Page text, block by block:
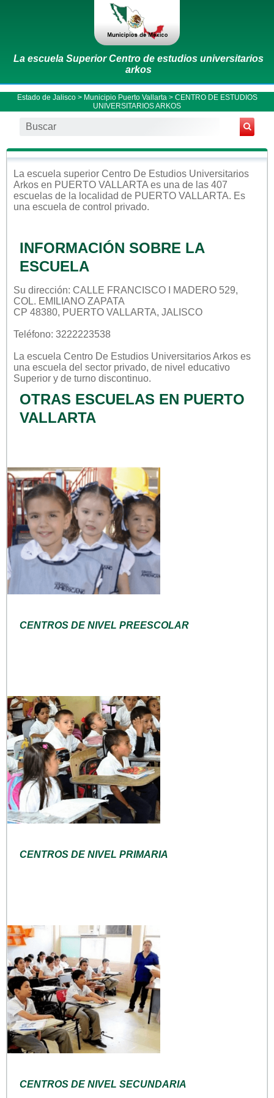
La escuela Superior Centro de estudios universitarios
arkos
Estado de Jalisco> Municipio Puerto Vallarta > CENTRO DE ESTUDIOS
UNIVERSITARIOS ARKOS
La escuela superior Centro De Estudios Universitarios
Arkos en PUERTO VALLARTA es una de las 407
escuelas de la localidad de PUERTO VALLARTA. Es
una escuela de control privado.
INFORMACIÓN SOBRE LA
ESCUELA
Su dirección: CALLE FRANCISCO I MADERO 529,
COL. EMILIANO ZAPATA
CP 48380, PUERTO VALLARTA, JALISCO
Teléfono: 3222223538
La escuela Centro De Estudios Universitarios Arkos es
una escuela del sector privado, de nivel educativo
Superior y de turno discontinuo.
OTRAS ESCUELAS EN PUERTO
VALLARTA
CENTROS DE NIVEL PREESCOLAR
CENTROS DE NIVEL PRIMARIA
CENTROS DE NIVEL SECUNDARIA